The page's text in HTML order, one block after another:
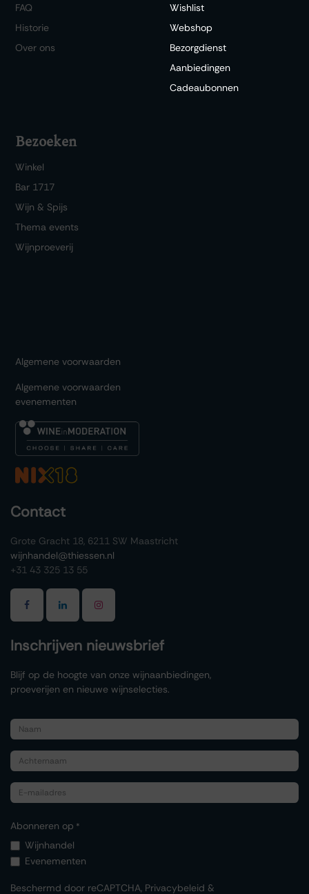
FAQ
Historie
Over ons
Wishlist
Webshop
Bezorgdienst
Aanbiedingen
Cadeaubonnen
Bezoeken
Winkel
Bar 1717
Wijn & Spijs
Thema events
Wijnproeverij
Algemene voorwaarden
Algemene voorwaarden
evenementen
Contact
Grote Gracht 18, 6211 SW Maastricht
wijnhandel@thiessen.nl
+31 43 325 13 55
Inschrijven nieuwsbrief
Blijf op de hoogte van onze wijnaanbiedingen,
proeverijen en nieuwe wijnselecties.
Abonneren op *
Wijnhandel
Evenementen
Beschermd door reCAPTCHA, Privacybeleid &